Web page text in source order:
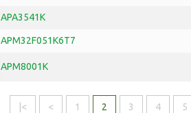
APA3541K
APM32F051K6T7
APM8001K
|< < 1 2 3 4 5